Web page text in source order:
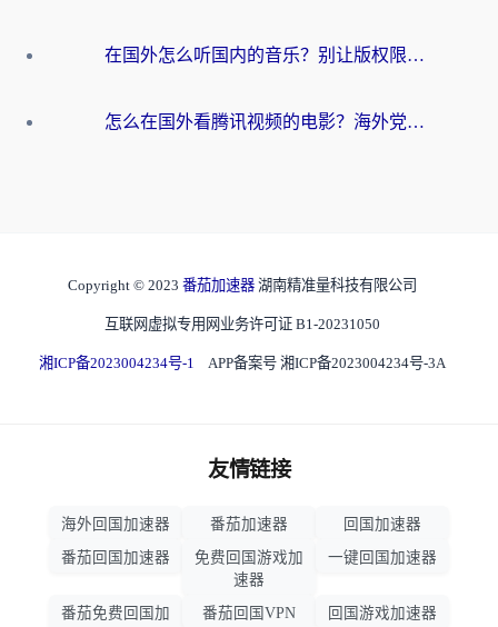
在国外怎么听国内的音乐？别让版权限制断了你的华语歌单
怎么在国外看腾讯视频的电影？海外党亲测有效的回国加速指南
Copyright © 2023 番茄加速器 湖南精准量科技有限公司
互联网虚拟专用网业务许可证 B1-20231050
湘ICP备2023004234号-1 APP备案号 湘ICP备2023004234号-3A
友情链接
海外回国加速器 番茄加速器
回国加速器
番茄回国加速器
免费回国游戏加
速器
一键回国加速器
番茄免费回国加 番茄回国VPN 回国游戏加速器